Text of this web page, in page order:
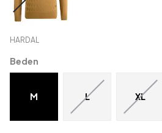
HARDAL
Beden
M L XL